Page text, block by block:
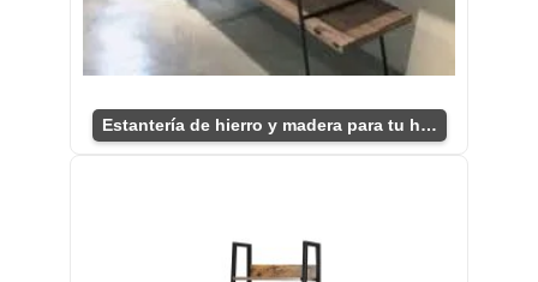
Estantería de hierro y madera para tu hogar